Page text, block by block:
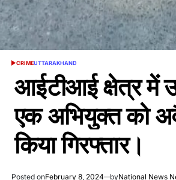
POSTED
CRIMEUTTARAKHAND
आईटीआई क्षेत्र में
एक अभियुक्त को
किया गिरफ्तार।
Posted onFebruary 8, 2024 byNational News